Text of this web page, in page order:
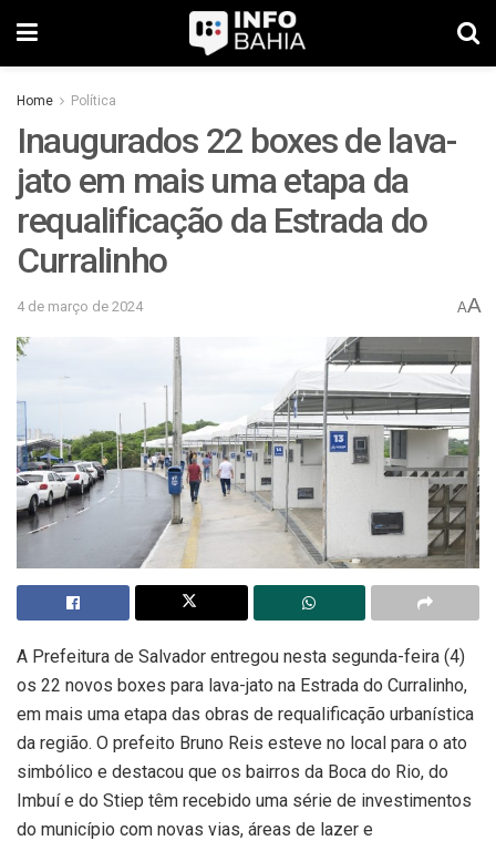
Home Política
Inaugurados 22 boxes de lava-
jato em mais uma etapa da
requalificação da Estrada do
Curralinho
4 de março de 2024 AA
A Prefeitura de Salvador entregou nesta segunda-feira (4)
os 22 novos boxes para lava-jato na Estrada do Curralinho,
em mais uma etapa das obras de requalificação urbanística
da região. O prefeito Bruno Reis esteve no local para o ato
simbólico e destacou que os bairros da Boca do Rio, do
Imbuí e do Stiep têm recebido uma série de investimentos
do município com novas vias, áreas de lazer e